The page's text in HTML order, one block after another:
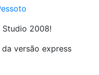
Studio 2008!
versão express